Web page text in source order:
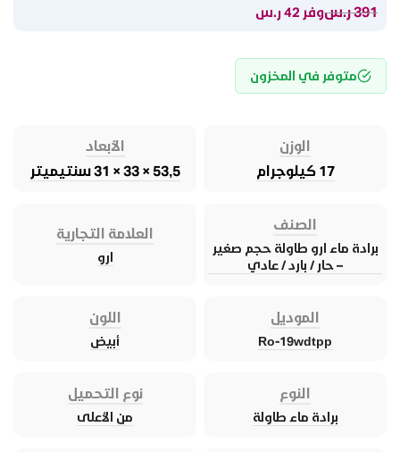
391ر.سوفر 42 ر.س
متوفر في المخزون
الوزن
17 كيلوجرام
الأبعاد
53,5 × 33 × 31 سنتيميتر
الصنف
برادة ماء ارو طاولة حجم صغير
– حار / بارد / عادي
العلامة التجارية
ارو
الموديل
Ro-19wdtpp
اللون
أبيض
النوع
برادة ماء طاولة
نوع التحميل
من الأعلى